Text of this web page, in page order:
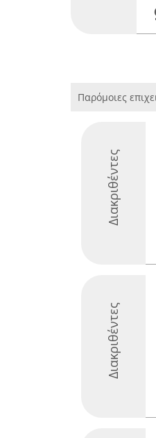
Παρόμοιες
Διακριθέντες
Διακριθέντες